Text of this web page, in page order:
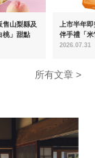
售山梨縣及
桃」甜點
上市半年
伴手禮「
起推出首
2026.07.31
所有文章 >